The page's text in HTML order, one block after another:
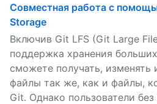
Совместная работа с
Storage
Включив Git LFS (Git Large
поддержка хранения
сможете получать, изменять
файлы так же, как и файлы,
Git. Однако пользователи